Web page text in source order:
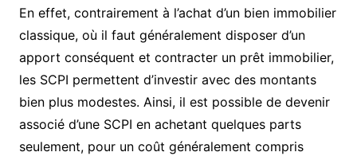
En effet, contrairement à l’achat d’un bien immobilier
classique, où il faut généralement disposer d’un
apport conséquent et contracter un prêt immobilier,
les SCPI permettent d’investir avec des montants
bien plus modestes. Ainsi, il est possible de devenir
associé d’une SCPI en achetant quelques parts
seulement, pour un coût généralement compris